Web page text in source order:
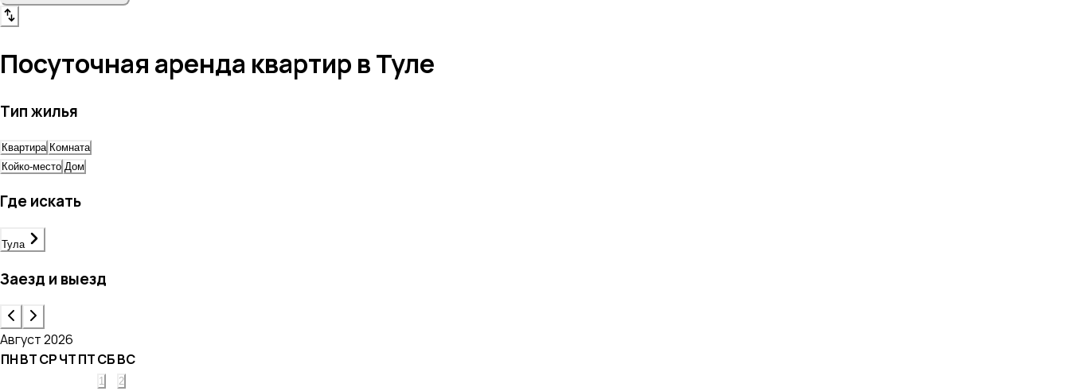
Посуточная аренда квартир в Туле
Тип жилья
Квартира Комната
Койко-место Дом
Где искать
Тула
Заезд и выезд
Август 2026
ПНВТСРЧТПТСБВС
1
2